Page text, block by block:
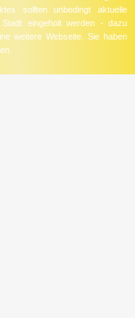
sollten unbedingt aktuelle
Stadt eingeholt werden - dazu
weitere Webseite. Sie haben